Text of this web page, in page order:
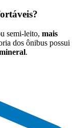
?
semi-leito, mais
dos ônibus possui
.